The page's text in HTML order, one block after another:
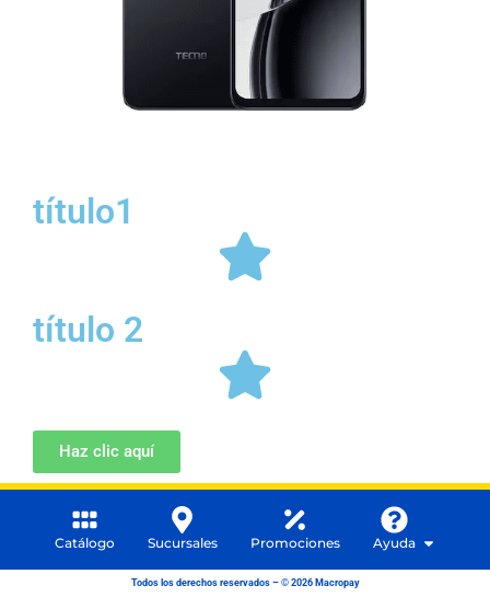
título1
título 2
Haz clic aquí
Catálogo Sucursales Promociones Ayuda
Todos los derechos reservados – © 2026 Macropay